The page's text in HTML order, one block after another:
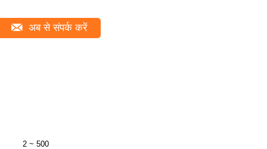
अब से संपर्क करें
2 ~ 500